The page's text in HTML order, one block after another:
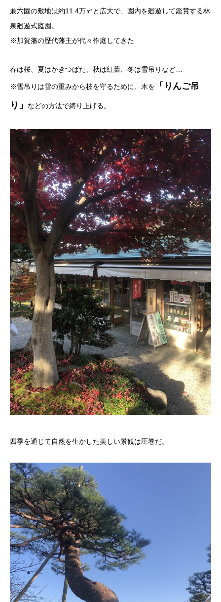
兼六園の敷地は約11.4万㎡と広大で、園内を廻遊して鑑賞する林
泉廻遊式庭園。
※加賀藩の歴代藩主が代々作庭してきた
春は桜、夏はかきつばた、秋は紅葉、冬は雪吊りなど…
※雪吊りは雪の重みから枝を守るために、木を
「りんご吊
り」
などの方法で縛り上げる。
四季を通じて自然を生かした美しい景観は圧巻だ。